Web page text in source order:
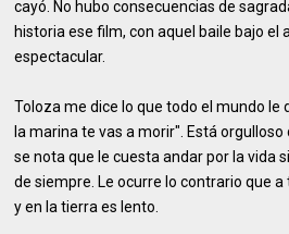
cayó. No hubo consecuencias de
historia ese film, con aquel baile bajo el
espectacular.
Toloza me dice lo que todo el mundo le
la marina te vas a morir". Está
se nota que le cuesta andar por la vida
de siempre. Le ocurre lo contrario que
y en la tierra es lento.